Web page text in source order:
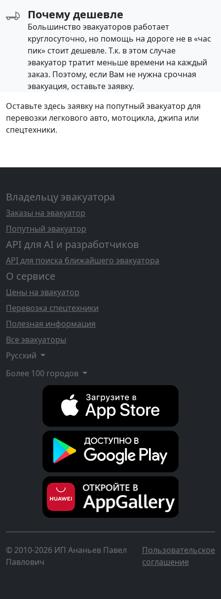
Почему дешевле
Большинство эвакуаторов работает
круглосуточно, но помощь на дороге не в «час
пик» стоит дешевле. Т.к. в этом случае
эвакуатор тратит меньше времени на каждый
заказ. Поэтому, если Вам не нужна срочная
эвакуация, оставьте заявку.
Оставьте здесь заявку на попутный эвакуатор для
перевозки легкового авто, мотоцикла, джипа или
спецтехники.
Владельцу эвакуатора
Заказы на эвакуатор
Попутный эвакуатор
API для AI и разработчиков
API для поиска ближайшего эвакуатора
О сервисе
Цены на эвакуатор
Перевозка спецтехники
Полезная информация
Все эвакуаторы
Русский
Более 100 городов
© 2010-2026 ИП Ананьев Павел
Павлович
Пользовательское
соглашение